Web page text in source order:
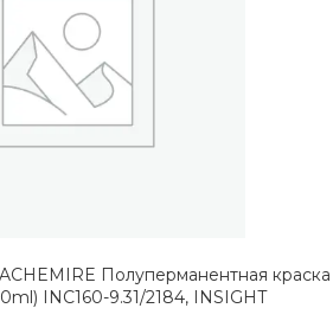
Полуперманентная краска
INC160-9.31/2184, INSIGHT